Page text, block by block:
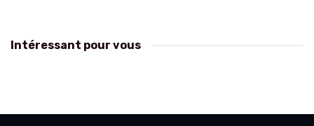
Intéressant pour vous